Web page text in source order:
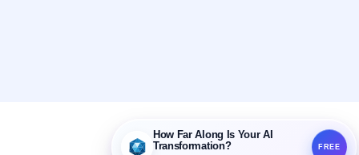
How Far Along Is Your AI
Transformation?
FREE